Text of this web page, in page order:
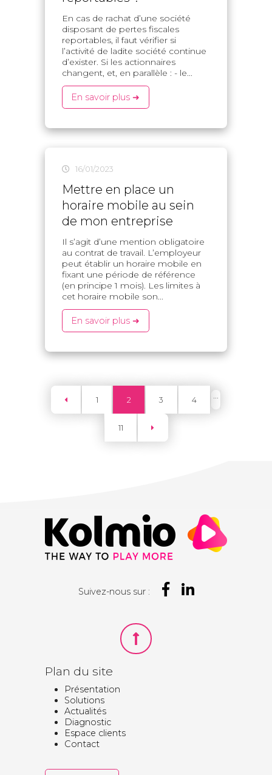
En cas de rachat d’une société
disposant de pertes fiscales
reportables, il faut vérifier si
l’activité de ladite société continue
d’exister. Si les actionnaires
changent, et, en parallèle : - le...
En savoir plus ➜
16/01/2023
Mettre en place un
horaire mobile au sein
de mon entreprise
Il s’agit d’une mention obligatoire
au contrat de travail. L’employeur
peut établir un horaire mobile en
fixant une période de référence
(en principe 1 mois). Les limites à
cet horaire mobile son...
En savoir plus ➜
1 2 3 4 ...
11
Suivez-nous sur :
Plan du site
Présentation
Solutions
Actualités
Diagnostic
Espace clients
Contact